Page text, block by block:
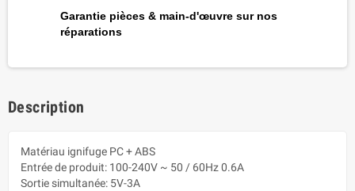
Garantie pièces & main-d'œuvre sur nos
réparations
Description
Matériau ignifuge PC + ABS
Entrée de produit: 100-240V ~ 50 / 60Hz 0.6A
Sortie simultanée: 5V-3A